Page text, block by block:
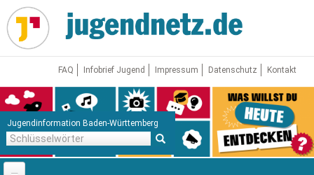
Direkt
zum
Inhalt
FAQ Infobrief Jugend Impressum Datenschutz Kontakt
Jugendinformation Baden-Württemberg